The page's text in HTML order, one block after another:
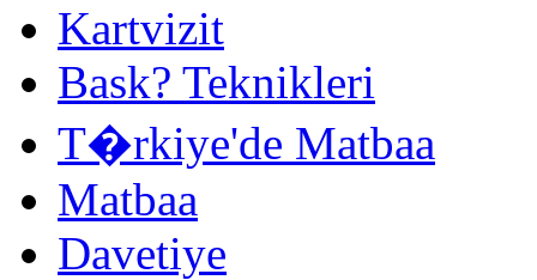
Kartvizit
Bask? Teknikleri
T�rkiye'de Matbaa
Matbaa
Davetiye